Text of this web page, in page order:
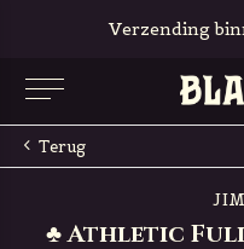
Verzending
Terug
♣ Athletic